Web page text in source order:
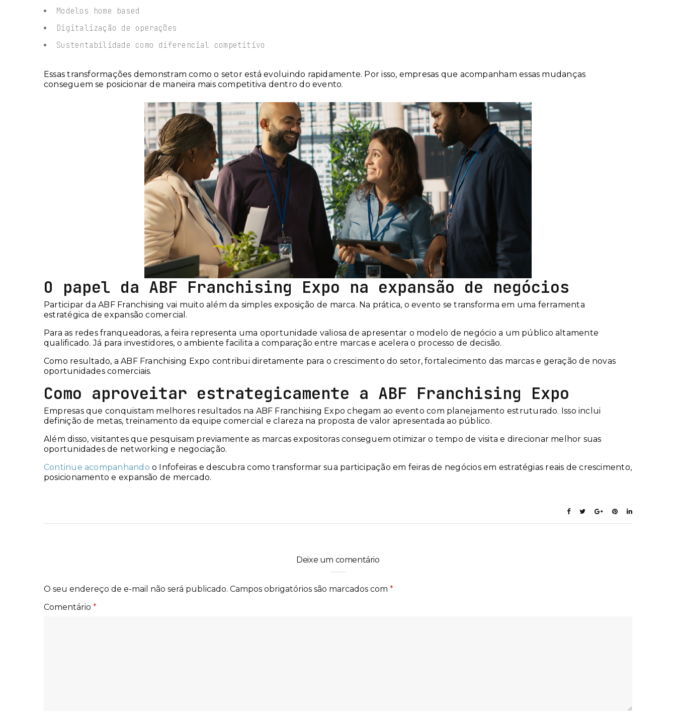
Modelos home based
Digitalização de operações
Sustentabilidade como diferencial competitivo
Essas transformações demonstram como o setor está evoluindo rapidamente. Por isso, empresas que acompanham essas mudanças
conseguem se posicionar de maneira mais competitiva dentro do evento.
O papel da ABF Franchising Expo na expansão de negócios
Participar da ABF Franchising vai muito além da simples exposição de marca. Na prática, o evento se transforma em uma ferramenta
estratégica de expansão comercial.
Para as redes franqueadoras, a feira representa uma oportunidade valiosa de apresentar o modelo de negócio a um público altamente
qualificado. Já para investidores, o ambiente facilita a comparação entre marcas e acelera o processo de decisão.
Como resultado, a ABF Franchising Expo contribui diretamente para o crescimento do setor, fortalecimento das marcas e geração de novas
oportunidades comerciais.
Como aproveitar estrategicamente a ABF Franchising Expo
Empresas que conquistam melhores resultados na ABF Franchising Expo chegam ao evento com planejamento estruturado. Isso inclui
definição de metas, treinamento da equipe comercial e clareza na proposta de valor apresentada ao público.
Além disso, visitantes que pesquisam previamente as marcas expositoras conseguem otimizar o tempo de visita e direcionar melhor suas
oportunidades de networking e negociação.
Continue acompanhando o Infofeiras e descubra como transformar sua participação em feiras de negócios em estratégias reais de crescimento,
posicionamento e expansão de mercado.
Deixe um comentário
O seu endereço de e-mail não será publicado. Campos obrigatórios são marcados com *
Comentário *